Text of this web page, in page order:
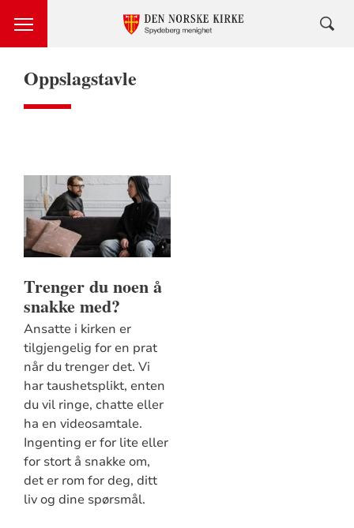
Oppslagstavle
Trenger du noen å
snakke med?
Ansatte i kirken er
tilgjengelig for en prat
når du trenger det. Vi
har taushetsplikt, enten
du vil ringe, chatte eller
ha en videosamtale.
Ingenting er for lite eller
for stort å snakke om,
det er rom for deg, ditt
liv og dine spørsmål.